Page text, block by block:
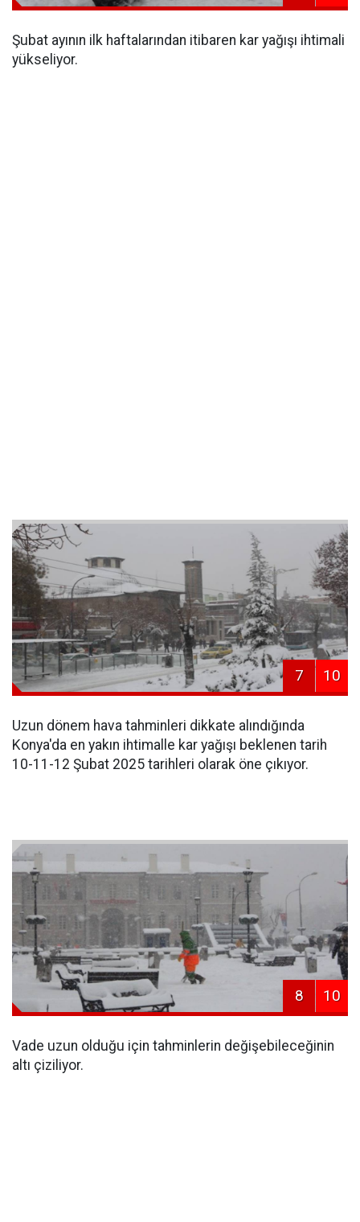
Şubat ayının ilk haftalarından itibaren kar yağışı ihtimali
yükseliyor.
7 10
Uzun dönem hava tahminleri dikkate alındığında
Konya'da en yakın ihtimalle kar yağışı beklenen tarih
10-11-12 Şubat 2025 tarihleri olarak öne çıkıyor.
8 10
Vade uzun olduğu için tahminlerin değişebileceğinin
altı çiziliyor.